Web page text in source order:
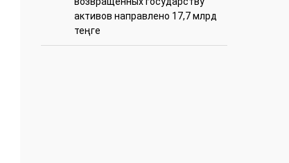
активов направлено 17,7 млрд
теңге